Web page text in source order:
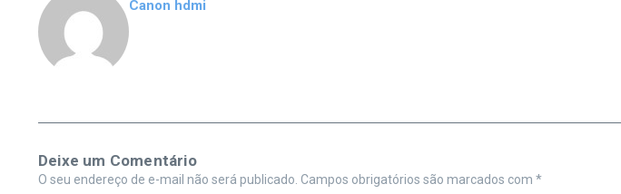
Canon hdmi
Deixe um Comentário
O seu endereço de e-mail não será publicado. Campos obrigatórios são marcados com *